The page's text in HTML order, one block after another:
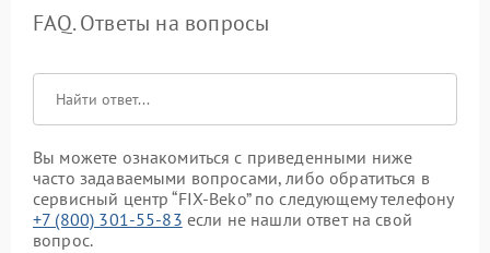
FAQ. Ответы на вопросы
Вы можете ознакомиться с приведенными ниже
часто задаваемыми вопросами, либо обратиться в
сервисный центр “FIX-Beko” по следующему телефону
+7 (800) 301-55-83 если не нашли ответ на свой
вопрос.